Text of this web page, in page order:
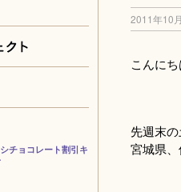
2011年10
こんに
先週末
宮城県
チョコレート割引キ